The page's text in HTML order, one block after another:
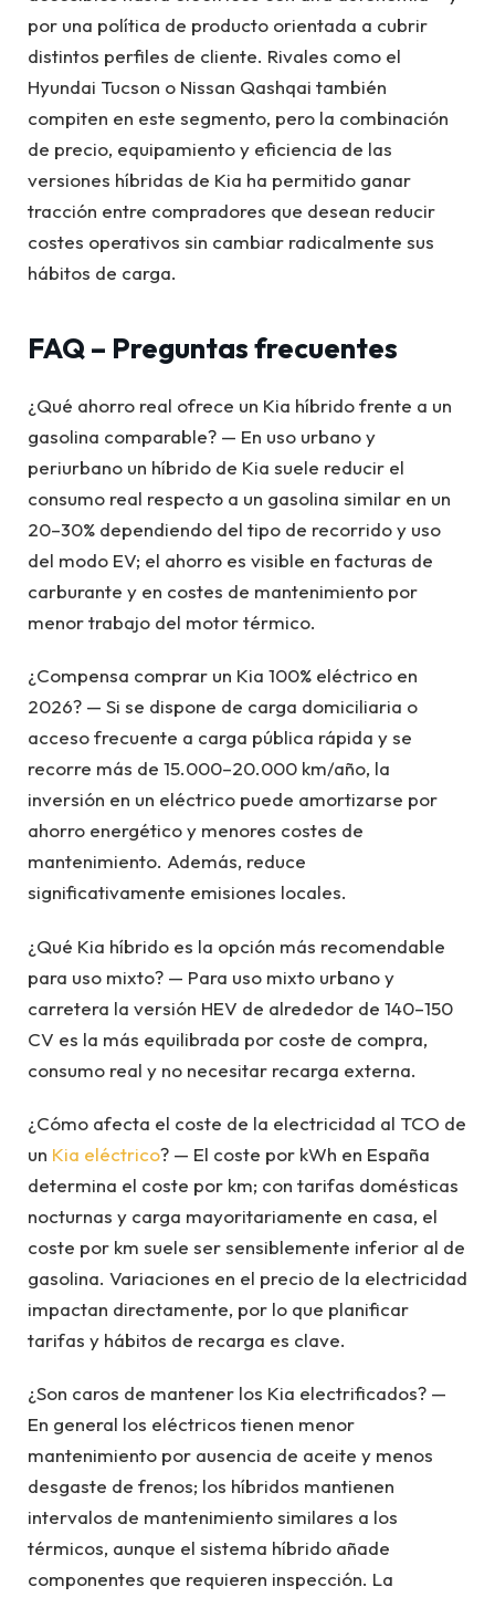
por una política de producto orientada a cubrir
distintos perfiles de cliente. Rivales como el
Hyundai Tucson o Nissan Qashqai también
compiten en este segmento, pero la combinación
de precio, equipamiento y eficiencia de las
versiones híbridas de Kia ha permitido ganar
tracción entre compradores que desean reducir
costes operativos sin cambiar radicalmente sus
hábitos de carga.
FAQ – Preguntas frecuentes
¿Qué ahorro real ofrece un Kia híbrido frente a un
gasolina comparable? — En uso urbano y
periurbano un híbrido de Kia suele reducir el
consumo real respecto a un gasolina similar en un
20–30% dependiendo del tipo de recorrido y uso
del modo EV; el ahorro es visible en facturas de
carburante y en costes de mantenimiento por
menor trabajo del motor térmico.
¿Compensa comprar un Kia 100% eléctrico en
2026? — Si se dispone de carga domiciliaria o
acceso frecuente a carga pública rápida y se
recorre más de 15.000–20.000 km/año, la
inversión en un eléctrico puede amortizarse por
ahorro energético y menores costes de
mantenimiento. Además, reduce
significativamente emisiones locales.
¿Qué Kia híbrido es la opción más recomendable
para uso mixto? — Para uso mixto urbano y
carretera la versión HEV de alrededor de 140–150
CV es la más equilibrada por coste de compra,
consumo real y no necesitar recarga externa.
¿Cómo afecta el coste de la electricidad al TCO de
un Kia eléctrico? — El coste por kWh en España
determina el coste por km; con tarifas domésticas
nocturnas y carga mayoritariamente en casa, el
coste por km suele ser sensiblemente inferior al de
gasolina. Variaciones en el precio de la electricidad
impactan directamente, por lo que planificar
tarifas y hábitos de recarga es clave.
¿Son caros de mantener los Kia electrificados? —
En general los eléctricos tienen menor
mantenimiento por ausencia de aceite y menos
desgaste de frenos; los híbridos mantienen
intervalos de mantenimiento similares a los
térmicos, aunque el sistema híbrido añade
componentes que requieren inspección. La